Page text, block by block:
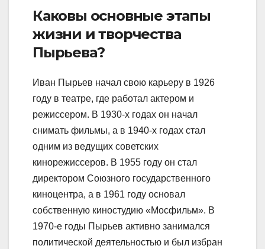
Каковы основные этапы
жизни и творчества
Пырьева?
Иван Пырьев начал свою карьеру в 1926
году в театре, где работал актером и
режиссером. В 1930-х годах он начал
снимать фильмы, а в 1940-х годах стал
одним из ведущих советских
кинорежиссеров. В 1955 году он стал
директором Союзного государственного
киноцентра, а в 1961 году основал
собственную киностудию «Мосфильм». В
1970-е годы Пырьев активно занимался
политической деятельностью и был избран